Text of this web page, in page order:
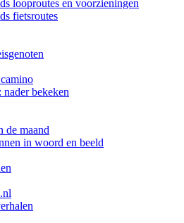
looproutes en voorzieningen
fietsroutes
bekeken
de maand
in woord en beeld